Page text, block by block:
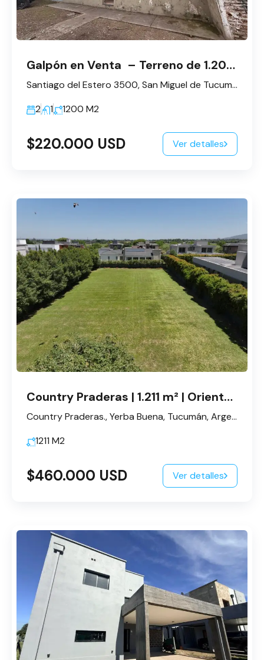
Galpón en Venta – Terreno de 1.200 m²
Santiago del Estero 3500, San Miguel de Tucumán, Tucumán, Argentina
2
1 1200 M2
$220.000 USD Ver detalles
Country Praderas | 1.211 m² | Orientación Norte–Sur
Country Praderas., Yerba Buena, Tucumán, Argentina
1211 M2
$460.000 USD Ver detalles